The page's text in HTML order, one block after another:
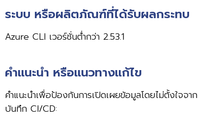
ระบบ หรือผลิตภัณฑ์ที่ได้รับผลกระทบ
Azure CLI เวอร์ชั่นต่ำกว่า 2.53.1
คำแนะนำ หรือแนวทางแก้ไข
คำแนะนำเพื่อป้องกันการเปิดเผยข้อมูลโดยไม่ตั้งใจจาก
บันทึก CI/CD: